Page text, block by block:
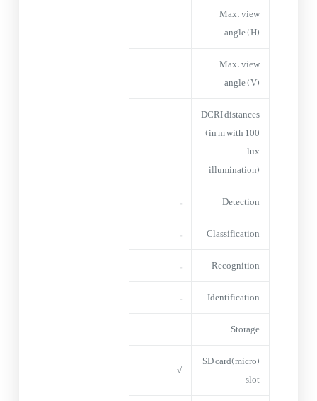
Max. view
angle (H)
Max. view
angle (V)
DCRI distances
(in m with 100
lux
illumination)
Detection
–
Classification
–
Recognition
–
Identification
–
Storage
(micro)SD card
slot
√